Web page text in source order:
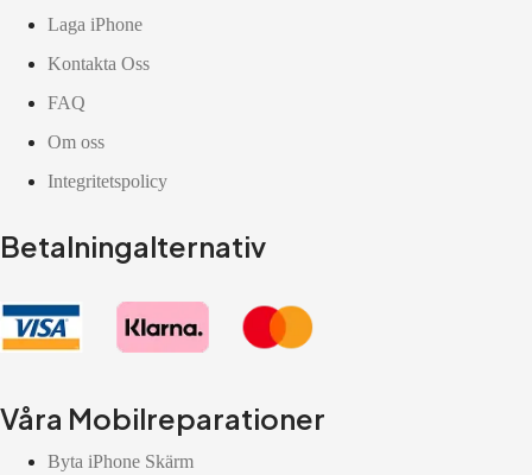
Laga iPhone
Kontakta Oss
FAQ
Om oss
Integritetspolicy
Betalningalternativ
Våra Mobilreparationer
Byta iPhone Skärm